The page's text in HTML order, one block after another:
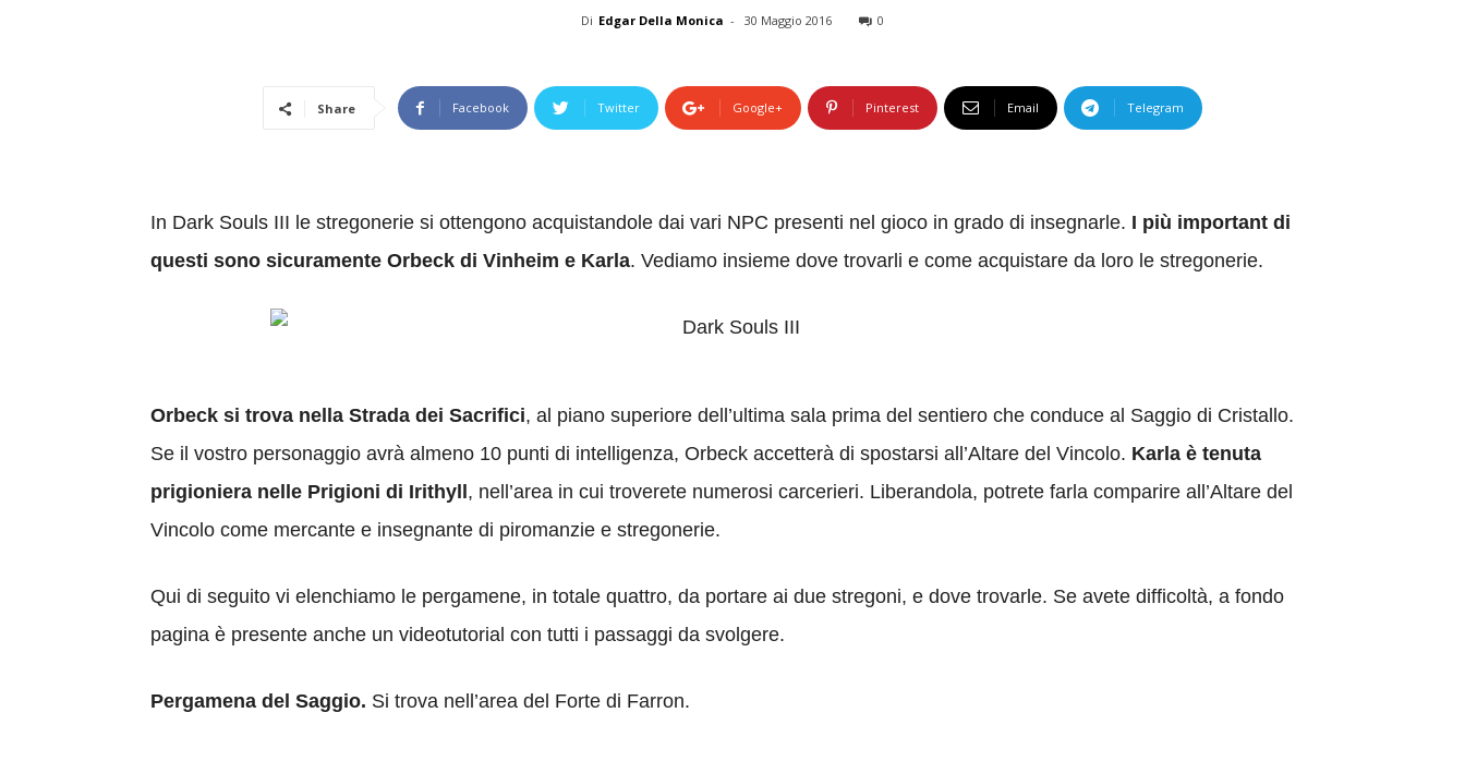
Di Edgar Della Monica - 30 Maggio 2016 0
Share Facebook Twitter Google+ Pinterest Email Telegram
In Dark Souls III le stregonerie si ottengono acquistandole dai vari NPC presenti nel gioco in grado di insegnarle. I più important di
questi sono sicuramente Orbeck di Vinheim e Karla. Vediamo insieme dove trovarli e come acquistare da loro le stregonerie.
Orbeck si trova nella Strada dei Sacrifici, al piano superiore dell’ultima sala prima del sentiero che conduce al Saggio di Cristallo.
Se il vostro personaggio avrà almeno 10 punti di intelligenza, Orbeck accetterà di spostarsi all’Altare del Vincolo. Karla è tenuta
prigioniera nelle Prigioni di Irithyll , nell’area in cui troverete numerosi carcerieri. Liberandola, potrete farla comparire all’Altare del
Vincolo come mercante e insegnante di piromanzie e stregonerie.
Qui di seguito vi elenchiamo le pergamene, in totale quattro, da portare ai due stregoni, e dove trovarle. Se avete difficoltà, a fondo
pagina è presente anche un videotutorial con tutti i passaggi da svolgere.
Pergamena del Saggio. Si trova nell’area del Forte di Farron.